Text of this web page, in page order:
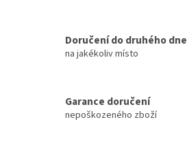
Doručení do druhého dne
na jakékoliv místo
Garance doručení
nepoškozeného zboží